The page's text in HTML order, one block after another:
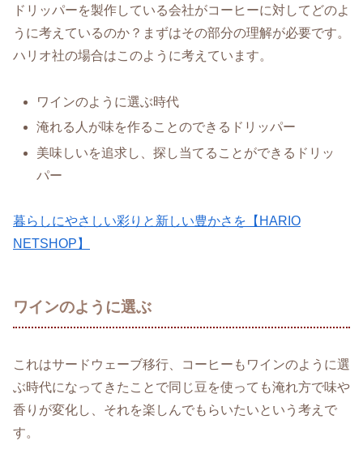
ドリッパーを製作している会社がコーヒーに対してどのよ
うに考えているのか？まずはその部分の理解が必要です。
ハリオ社の場合はこのように考えています。
ワインのように選ぶ時代
淹れる人が味を作ることのできるドリッパー
美味しいを追求し、探し当てることができるドリッ
パー
暮らしにやさしい彩りと新しい豊かさを【HARIO
NETSHOP】
ワインのように選ぶ
これはサードウェーブ移行、コーヒーもワインのように選
ぶ時代になってきたことで同じ豆を使っても淹れ方で味や
香りが変化し、それを楽しんでもらいたいという考えで
す。